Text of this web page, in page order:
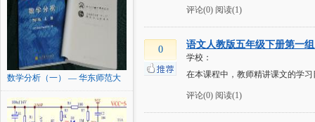
数学分析（一） — 华东师范大
学
评论(0) 阅读(1)
0 语文人教版五年级下册第一
学校：
在本课程中，教师精讲课文的学
评论(0) 阅读(1)